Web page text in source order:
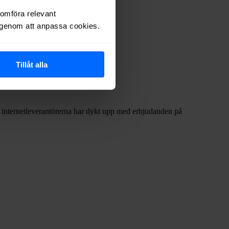
relevant
att anpassa cookies.
Tillåt alla
har dykt upp med erbjudanden på